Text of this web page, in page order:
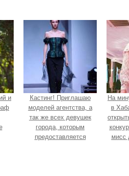
и
Кастинг! Приглашаю
моделей агентства, а
так же всех девушек
города, которым
предоставляется
На
в
мисс